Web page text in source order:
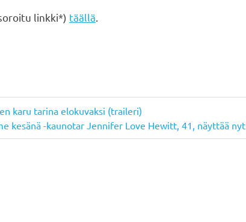
linkki*) täällä
karu tarina elokuvaksi (traileri)
kesänä -kaunotar Jennifer Love Hewitt, 41, näyttää nyt